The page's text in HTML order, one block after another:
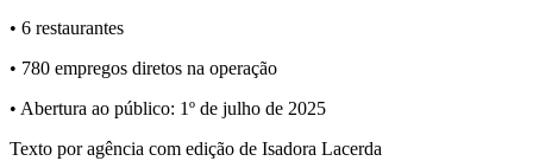
• 6 restaurantes
• 780 empregos diretos na operação
• Abertura ao público: 1º de julho de 2025
Texto por agência com edição de Isadora Lacerda